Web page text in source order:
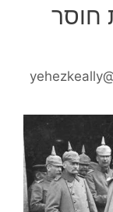
חוסר